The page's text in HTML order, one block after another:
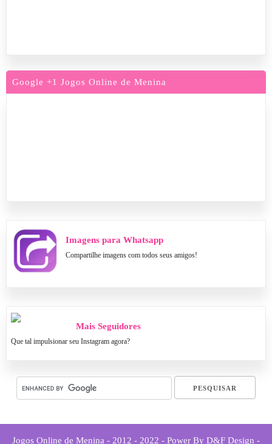
Google +1 Jogos Online de Menina
Imagens para Whatsapp
Compartilhe imagens com todos seus amigos!
Mais Seguidores
Que tal impulsionar seu Instagram agora?
Jogos Online de Menina - 2012 - 2022 - Power By D&F Design -